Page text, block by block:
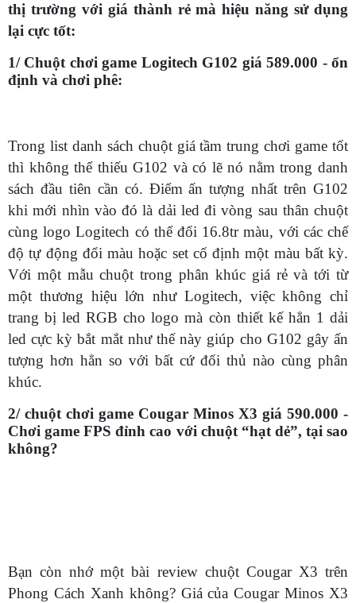
thị trường với giá thành rẻ mà hiệu năng sử dụng
lại cực tốt:
1/ Chuột chơi game Logitech G102 giá 589.000 - ổn
định và chơi phê:
Trong list danh sách chuột giá tầm trung chơi game tốt
thì không thể thiếu G102 và có lẽ nó nằm trong danh
sách đầu tiên cần có. Điểm ấn tượng nhất trên G102
khi mới nhìn vào đó là dải led đi vòng sau thân chuột
cùng logo Logitech có thể đổi 16.8tr màu, với các chế
độ tự động đổi màu hoặc set cố định một màu bất kỳ.
Với một mẫu chuột trong phân khúc giá rẻ và tới từ
một thương hiệu lớn như Logitech, việc không chỉ
trang bị led RGB cho logo mà còn thiết kế hẳn 1 dải
led cực kỳ bắt mắt như thế này giúp cho G102 gây ấn
tượng hơn hẳn so với bất cứ đối thủ nào cùng phân
khúc.
2/ chuột chơi game Cougar Minos X3 giá 590.000 -
Chơi game FPS đỉnh cao với chuột “hạt dẻ”, tại sao
không?
Bạn còn nhớ một bài review chuột Cougar X3 trên
Phong Cách Xanh không? Giá của Cougar Minos X3